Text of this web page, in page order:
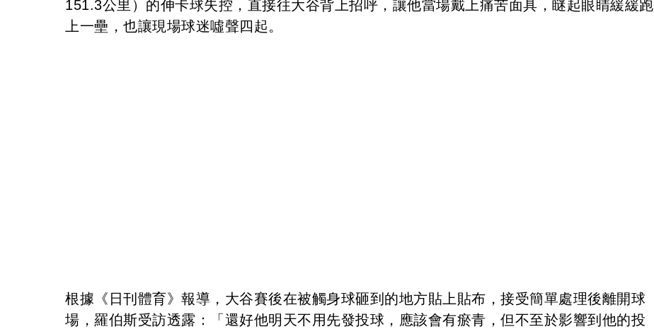
151.3公里）的伸卡球失控，直接往大谷背上招呼，讓他當場戴上痛苦面具，瞇起眼睛緩緩跑
上一壘，也讓現場球迷噓聲四起。
根據《日刊體育》報導，大谷賽後在被觸身球砸到的地方貼上貼布，接受簡單處理後離開球
場，羅伯斯受訪透露：「還好他明天不用先發投球，應該會有瘀青，但不至於影響到他的投